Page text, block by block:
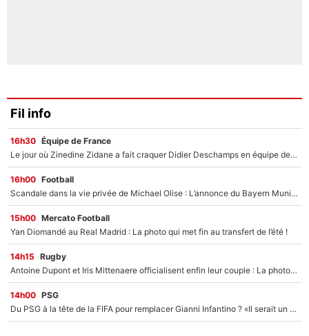
Fil info
16h30 Équipe de France
Le jour où Zinedine Zidane a fait craquer Didier Deschamps en équipe de France : «Je m’en suis voulu», l’ancien sélectionneur a regretté son geste !
16h00 Football
Scandale dans la vie privée de Michael Olise : L’annonce du Bayern Munich sur son enfant caché
15h00 Mercato Football
Yan Diomandé au Real Madrid : La photo qui met fin au transfert de l’été !
14h15 Rugby
Antoine Dupont et Iris Mittenaere officialisent enfin leur couple : La photo qui enflamme les réseaux sociaux
14h00 PSG
Du PSG à la tête de la FIFA pour remplacer Gianni Infantino ? «Il serait un mauvais président», le patron de la Liga s'attaque à Nasser Al-Khelaïfi !